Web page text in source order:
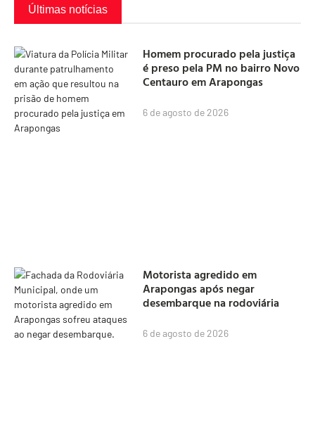
Últimas notícias
Homem procurado pela justiça
é preso pela PM no bairro Novo
Centauro em Arapongas
6 de agosto de 2026
Motorista agredido em
Arapongas após negar
desembarque na rodoviária
6 de agosto de 2026